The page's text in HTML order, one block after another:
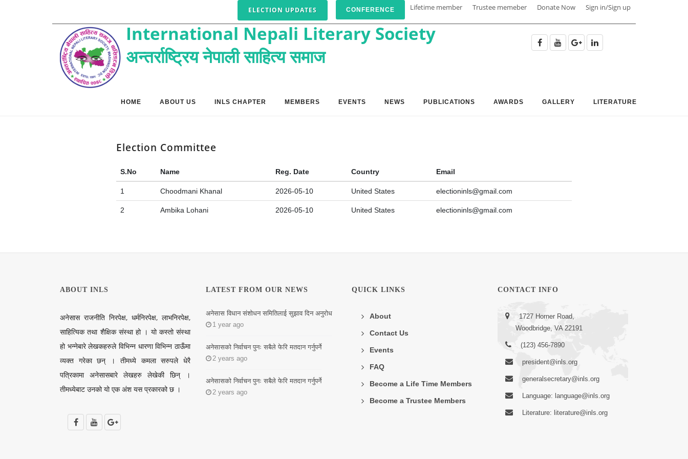
ELECTION UPDATES CONFERENCE Lifetime member Trustee memeber Donate Now Sign in/Sign up
International Nepali Literary Society
अन्तर्राष्ट्रिय नेपाली साहित्य समाज
HOME ABOUT US INLS CHAPTER MEMBERS EVENTS NEWS PUBLICATIONS AWARDS GALLERY LITERATURE
Election Committee
S.No Name Reg. Date Country Email
Choodmani Khanal 2026-05-10 United States electioninls@gmail.com
Ambika Lohani 2026-05-10 United States electioninls@gmail.com
ABOUT INLS
अनेसास राजनीति निरपेक्ष, धर्मनिरपेक्ष, लाभनिरपेक्ष,
साहित्यिक तथा शैक्षिक संस्था हो । यो कस्तो संस्था
हो भन्नेबारे लेखकहरुले विभिन्न धारणा विभिन्न ठाऊँमा
व्यक्त गरेका छन् । तीमध्ये कमला सरुपले धेरै
पत्रिकामा अनेसासबारे लेखहरु लेखेकी छिन् ।
तीमध्येबाट उनको यो एक अंश यस प्रकारको छ ।
LATEST FROM OUR NEWS
अनेसास विधान संशोधन समितिलाई सुझाव दिन अनुरोध
1 year ago
अनेसासको निर्वाचन पुनः सबैले फेरि मतदान गर्नुपर्ने
2 years ago
अनेसासको निर्वाचन पुनः सबैले फेरि मतदान गर्नुपर्ने
2 years ago
QUICK LINKS
About
Contact Us
Events
FAQ
Become a Life Time Members
Become a Trustee Members
CONTACT INFO
1727 Horner Road,
Woodbridge, VA 22191
(123) 456-7890
president@inls.org
generalsecretary@inls.org
Language: language@inls.org
Literature: literature@inls.org